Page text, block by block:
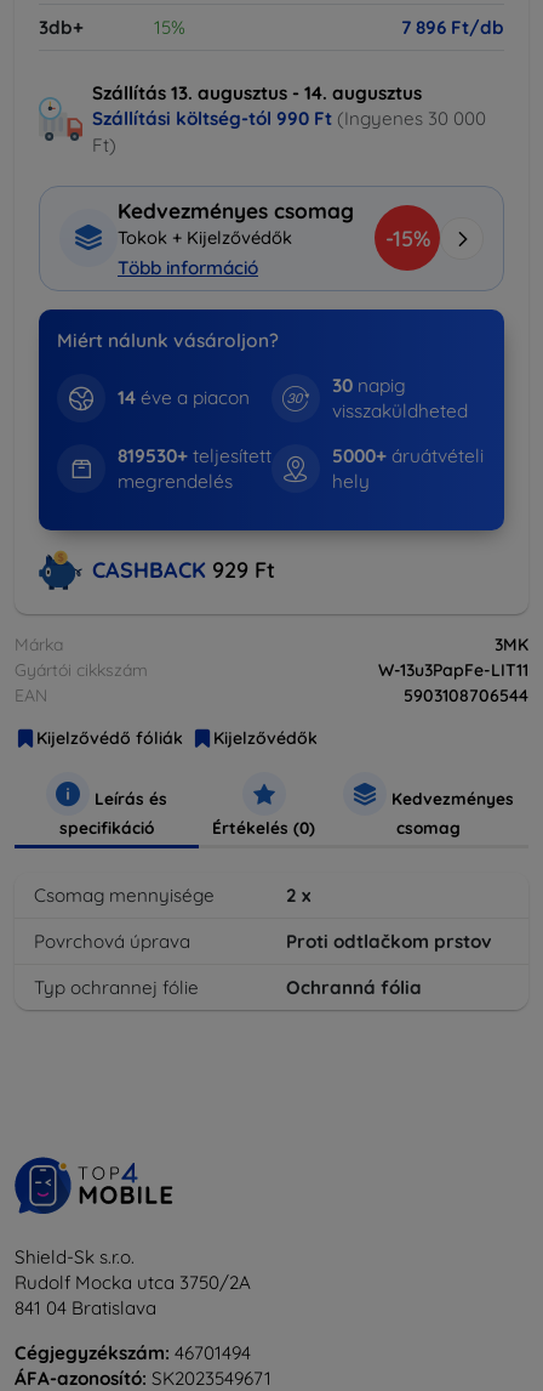
3db+ 15% 7 896 Ft/db
Szállítás 13. augusztus - 14. augusztus
Szállítási költség-tól 990 Ft (Ingyenes 30 000
Ft)
Kedvezményes csomag
Tokok + Kijelzővédők
Több információ
-15%
Miért nálunk vásároljon?
14éve a piacon
30 napig
visszaküldheted
819530+teljesített
megrendelés
5000+ áruátvételi
hely
CASHBACK 929 Ft
Márka
3MK
Gyártói cikkszám
W-13u3PapFe-LIT11
EAN
5903108706544
Kijelzővédő fóliák
Kijelzővédők
Leírás és
specifikáció
Értékelés (0)
Kedvezményes
csomag
Csomag mennyisége 2 x
Povrchová úprava
Proti odtlačkom prstov
Typ ochrannej fólie
Ochranná fólia
Shield-Sk s.r.o.
Rudolf Mocka utca 3750/2A
841 04 Bratislava
Cégjegyzékszám: 46701494
ÁFA-azonosító: SK2023549671